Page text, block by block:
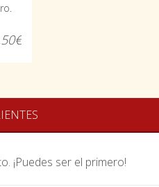
¡Puedes ser el primero!